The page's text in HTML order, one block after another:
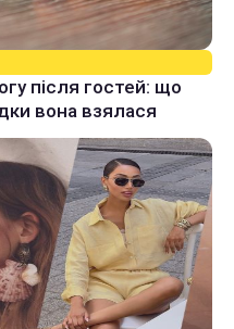
після гостей: що
вона взялася